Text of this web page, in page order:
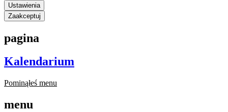
Ustawienia
Zaakceptuj
pagina
Kalendarium
Pominąłeś menu
menu